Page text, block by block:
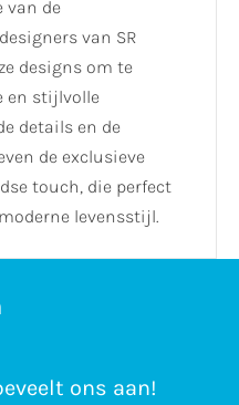
van de
van SR
designs om te
en stijlvolle
details en de
de exclusieve
touch, die perfect
levensstijl.
ons aan!